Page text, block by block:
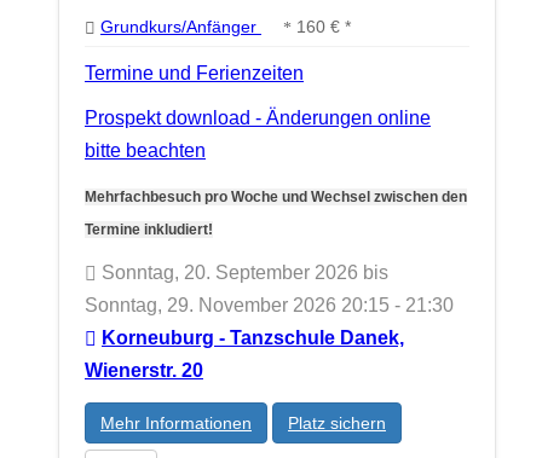
Grundkurs/Anfänger 160 € *
Termine und Ferienzeiten
Prospekt download - Änderungen online
bitte beachten
Mehrfachbesuch pro Woche und Wechsel zwischen den
Termine inkludiert!
Sonntag, 20. September 2026 bis
Sonntag, 29. November 2026 20:15 - 21:30
Korneuburg - Tanzschule Danek,
Wienerstr. 20
Mehr Informationen Platz sichern